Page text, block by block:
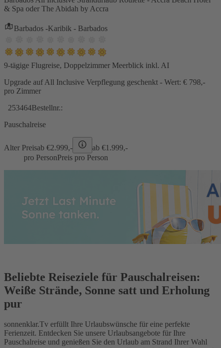
& Spa oder The Abidah by Accra
Barbados -Karibik - Barbados
9-tägige Flugreise, Doppelzimmer Meerblick inkl. AI
Upgrade auf All Inclusive Verpflegung geschenkt - Wert: € 798,-
pro Zimmer
253464Bestellnr.:
Pauschalreise
Alter Preisab €2.999,- ab €1.999,-
pro PersonPreis pro Person
Beliebte Reiseziele für Pauschalreisen:
Weiße Strände, Sonne satt und Erholung
pur
sonnenklar.Tv erfüllt Ihre Urlaubswünsche für eine perfekte
Ferienzeit. Entdecken Sie unsere Urlaubsangebote für Ihre
Pauschalreise und genießen Sie den Urlaub am Strand Ihrer Wahl